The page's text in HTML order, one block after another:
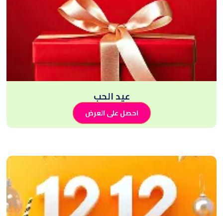
عيد الحب
احصل على العرض